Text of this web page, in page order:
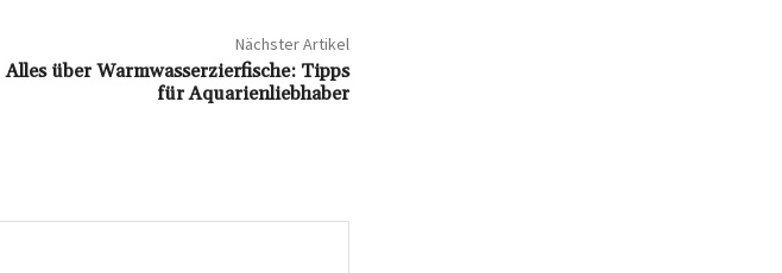
Nächster Artikel
Alles über Warmwasserzierfische: Tipps
für Aquarienliebhaber